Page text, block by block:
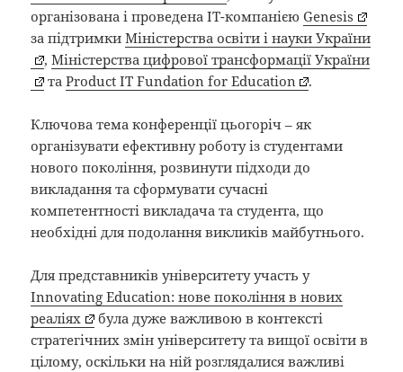
організована і проведена ІТ-компанієюGenesis
за підтримкиМіністерства освіти і науки України
, Міністерства цифрової трансформації України
та Product IT Fundation for Education .
Ключова тема конференції цьогоріч – як
організувати ефективну роботу із студентами
нового покоління, розвинути підходи до
викладання та сформувати сучасні
компетентності викладача та студента, що
необхідні для подолання викликів майбутнього.
Для представників університету участь у
Innovating Education: нове покоління в нових
реаліях
була дуже важливою в контексті
стратегічних змін університету та вищої освіти в
цілому, оскільки на ній розглядалися важливі